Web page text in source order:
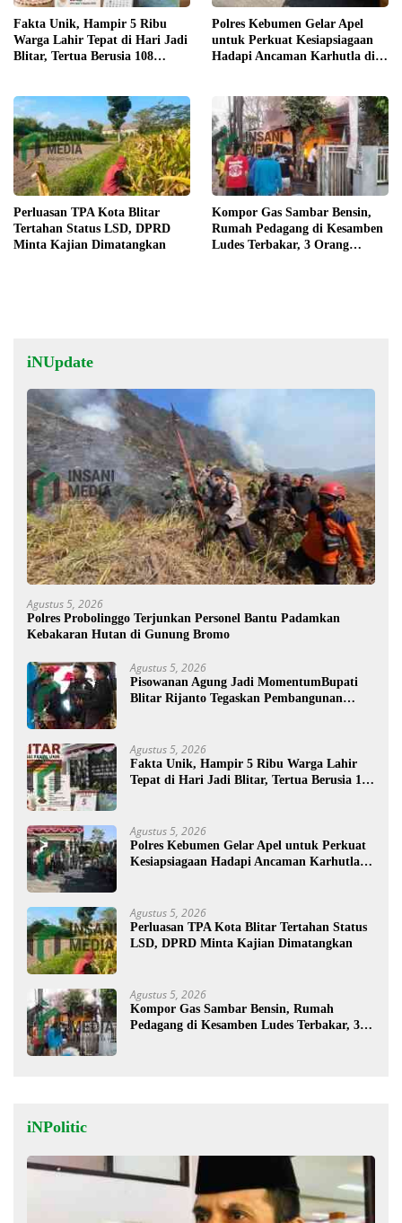
Fakta Unik, Hampir 5 Ribu
Warga Lahir Tepat di Hari Jadi
Blitar, Tertua Berusia 108
Polres Kebumen Gelar Apel
untuk Perkuat Kesiapsiagaan
Hadapi Ancaman Karhutla di
Perluasan TPA Kota Blitar
Tertahan Status LSD, DPRD
Minta Kajian Dimatangkan
Kompor Gas Sambar Bensin,
Rumah Pedagang di Kesamben
Ludes Terbakar, 3 Orang
iNUpdate
Agustus 5, 2026
Polres Probolinggo Terjunkan Personel Bantu Padamkan
Kebakaran Hutan di Gunung Bromo
Agustus 5, 2026
Pisowanan Agung Jadi MomentumBupati
Blitar Rijanto Tegaskan Pembangunan
Agustus 5, 2026
Fakta Unik, Hampir 5 Ribu Warga Lahir
Tepat di Hari Jadi Blitar, Tertua Berusia 108
Agustus 5, 2026
Polres Kebumen Gelar Apel untuk Perkuat
Kesiapsiagaan Hadapi Ancaman Karhutla di
Agustus 5, 2026
Perluasan TPA Kota Blitar Tertahan Status
LSD, DPRD Minta Kajian Dimatangkan
Agustus 5, 2026
Kompor Gas Sambar Bensin, Rumah
Pedagang di Kesamben Ludes Terbakar, 3
iNPolitic